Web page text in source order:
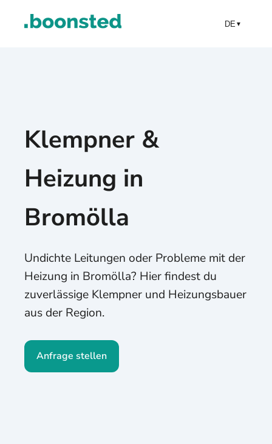
DE ▼
Klempner &
Heizung in
Bromölla
Undichte Leitungen oder Probleme mit der
Heizung in Bromölla? Hier findest du
zuverlässige Klempner und Heizungsbauer
aus der Region.
Anfrage stellen